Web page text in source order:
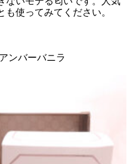
使ってみてください。
ンバーバニラ